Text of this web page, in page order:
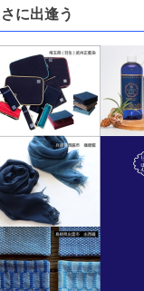
に出逢う